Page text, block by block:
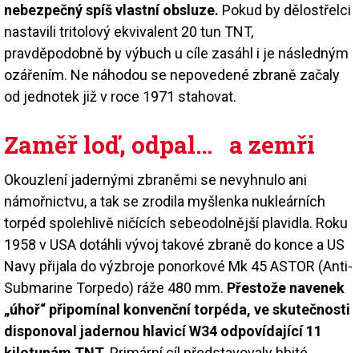
nebezpečný spíš vlastní obsluze. Pokud by dělostřelci
nastavili tritolový ekvivalent 20 tun TNT,
pravděpodobně by výbuch u cíle zasáhl i je následným
ozářením. Ne náhodou se nepovedené zbraně začaly
od jednotek již v roce 1971 stahovat.
Zaměř loď, odpal… a zemři
Okouzlení jadernými zbraněmi se nevyhnulo ani
námořnictvu, a tak se zrodila myšlenka nukleárních
torpéd spolehlivě ničících sebeodolnější plavidla. Roku
1958 v USA dotáhli vývoj takové zbraně do konce a US
Navy přijala do výzbroje ponorkové Mk 45 ASTOR (Anti-
Submarine Torpedo) ráže 480 mm. Přestože navenek
„úhoř“ připomínal konvenční torpéda, ve skutečnosti
disponoval jadernou hlavicí W34 odpovídající 11